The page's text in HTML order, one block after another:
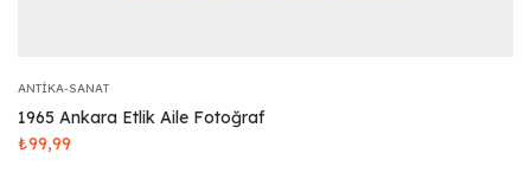
ANTIKA-SANAT
1965 Ankara Etlik Aile Fotoğraf
₺99,99